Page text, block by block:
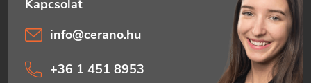
info@cerano.hu
+36 1 451 8953